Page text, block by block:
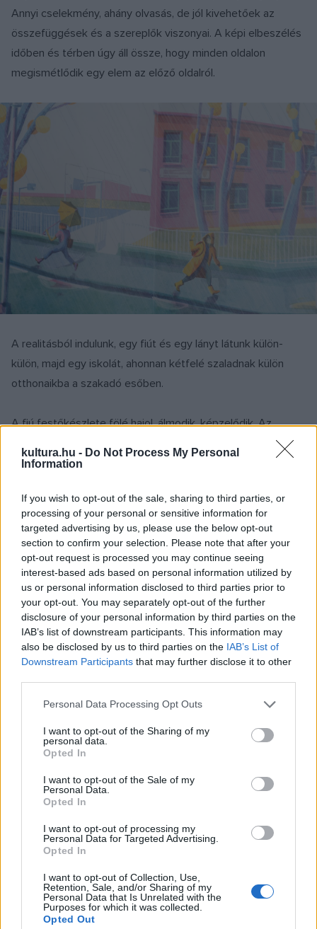
kultura.hu - Do Not Process My Personal
Information
If you wish to opt-out of the sale, sharing to third parties, or
processing of your personal or sensitive information for
targeted advertising by us, please use the below opt-out
section to confirm your selection. Please note that after your
opt-out request is processed you may continue seeing
interest-based ads based on personal information utilized by
us or personal information disclosed to third parties prior to
your opt-out. You may separately opt-out of the further
disclosure of your personal information by third parties on the
IAB’s list of downstream participants. This information may
also be disclosed by us to third parties on the IAB’s List of
Downstream Participants that may further disclose it to other
Please note that this website/app uses one or more Google
not limited to your visit or usage behaviour. You may click to
grant or deny consent to Google and its third-party tags to
use your data for below specified purposes in below Google
consent section.
Personal Data Processing Opt Outs
I want to opt-out of the Sharing of my
personal data.
Opted In
I want to opt-out of the Sale of my
Personal Data.
Opted In
I want to opt-out of processing my
Personal Data for Targeted Advertising.
Opted In
I want to opt-out of Collection, Use,
Retention, Sale, and/or Sharing of my
Personal Data that Is Unrelated with the
Purposes for which it was collected.
Opted Out
Annyi cselekmény, ahány olvasás, de jól kivehetőek az
összefüggések és a szereplők viszonyai. A képi elbeszélés
időben és térben úgy áll össze, hogy minden oldalon
megismétlődik egy elem az előző oldalról.
A realitásból indulunk, egy fiút és egy lányt látunk külön-
külön, majd egy iskolát, ahonnan kétfelé szaladnak külön
otthonaikba a szakadó esőben.
A fiú festőkészlete fölé hajol, álmodik, képzelődik. Az
előszobában lógó fotó alapján sejthető, hogy hajóskapitány
édesapját festi meg búvárként. Tehát emlékezik is. A férfi
édesanyjával látható. Közben odakint zuhog az eső…
Lapozunk, és a valóság, a fiú otthona és a képzeletében élő
kapitány egy közös, szürreális képre kerül: a ház már vízben
áll, a kapitány csónakkal érkezik. Kezdetét veszi az álombéli
kaland. A lánnyal együtt hajóra szállnak, viharba keverednek,
majd egy cet szájába kerülnek. Mindent elborít az özönvíz. A
tengermélyre, ott egy víz alatti városba jutnak, ahol az
óriáspolip uralkodik az álarcosok közt.
Trendi színű a paletta, melyben a türkizek uralkodnak,